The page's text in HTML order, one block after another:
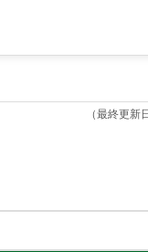
（最終更新